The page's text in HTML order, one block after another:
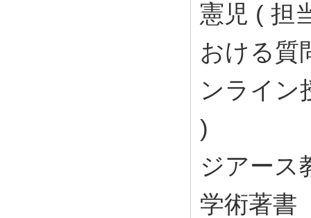
憲児 ( 担
おける質
ンライン
)
ジアース
学術著書